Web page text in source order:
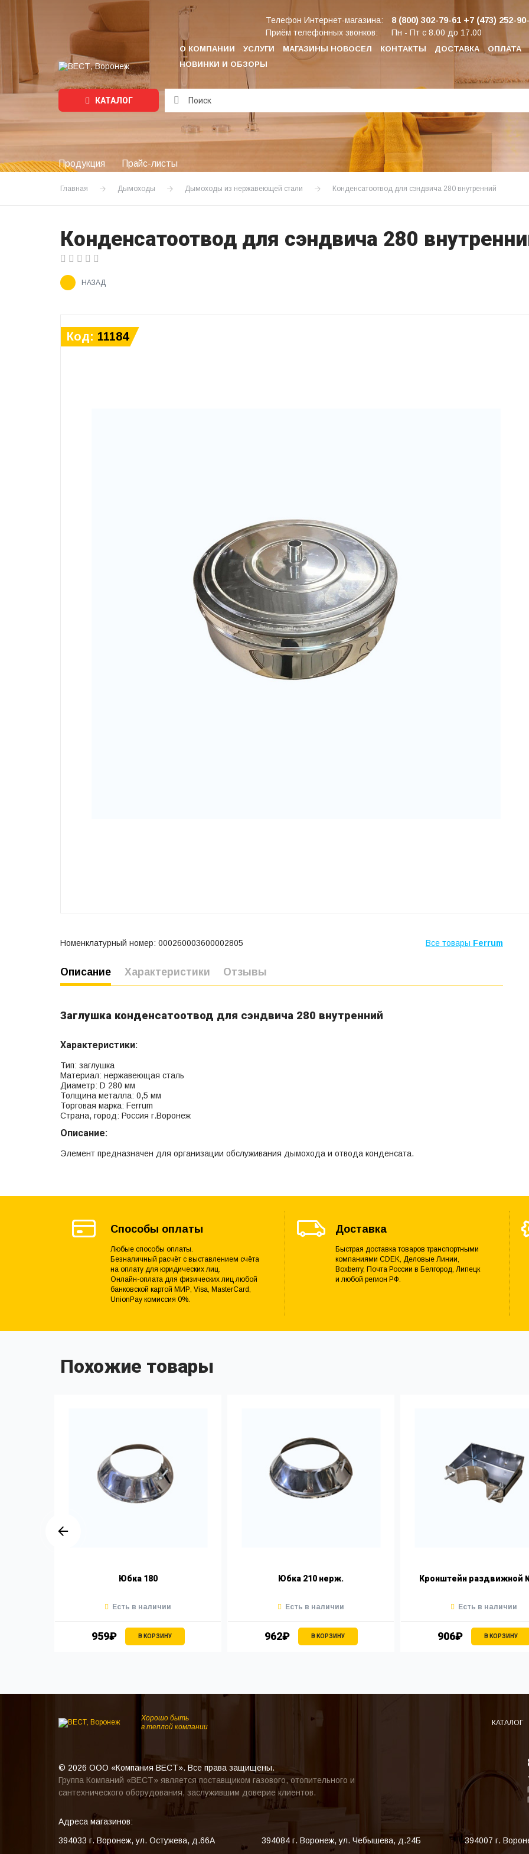
О КОМПАНИИ УСЛУГИ МАГАЗИНЫ НОВОСЕЛ КОНТАКТЫ ДОСТАВКА ОПЛАТА
НОВИНКИ И ОБЗОРЫ
Телефон Интернет-магазина: 8 (800) 302-79-61 +7 (473) 252-
Приём телефонных звонков: Пн - Пт с 8.00 до 17.00
КАТАЛОГ
Подождите...
Продукция Прайс-листы
Главная Дымоходы Дымоходы из нержавеющей стали Конденсатоотвод для сэндвича 280 внутренний
Конденсатоотвод для сэндвича 280
НАЗАД
Код: 11184
Номенклатурный номер: 000260003600002805 Все товары Ferrum
Описание Характеристики Отзывы
Заглушка конденсатоотвод для сэндвича 280 внутренний
Характеристики:
Тип: заглушка
Материал: нержавеющая сталь
Диаметр: D 280 мм
Толщина металла: 0,5 мм
Торговая марка: Ferrum
Страна, город: Россия г.Воронеж
Описание:
Элемент предназначен для организации обслуживания дымохода и отвода конденсата.
Способы оплаты
Любые способы оплаты.
Безналичный расчёт с выставлением счёта
на оплату для юридических лиц.
Онлайн-оплата для физических лиц любой
банковской картой МИР, Visa, MasterCard,
UnionPay комиссия 0%.
Доставка
Быстрая доставка товаров транспортными
компаниями CDEK, Деловые Линии,
Boxberry, Почта России в Белгород, Липецк
и любой регион РФ.
Похожие товары
Юбка 180
959₽ В КОРЗИНУ
Есть в наличии
Юбка 210 нерж.
962₽ В КОРЗИНУ
Есть в наличии
Кронштейн раздвижной
906₽ В КОРЗИНУ
Есть в наличии
Хорошо быть
в теплой компании
КАТАЛОГ
© 2026 ООО «Компания ВЕСТ». Все права защищены.
Группа Компаний «ВЕСТ» является поставщиком газового, отопительного и
сантехнического оборудования, заслужившим доверие клиентов.
Адреса магазинов:
394033 г. Воронеж,ул. Остужева, д.66А 394084 г. Воронеж,ул. Чебышева, д.24Б 394007 г.